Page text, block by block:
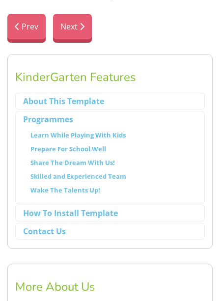
Previous article: Wake The Talents Up!
Prev Next article: Prepare For School Well
Next
KinderGarten Features
About This Template
Programmes
Learn While Playing With Kids
Prepare For School Well
Share The Dream With Us!
Skilled and Experienced Team
Wake The Talents Up!
How To Install Template
Contact Us
More About Us